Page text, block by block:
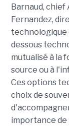
Barnaud,
Fernandez,
technologique
dessous
mutualisé à la
source ou à
Ces options
choix de
importance de